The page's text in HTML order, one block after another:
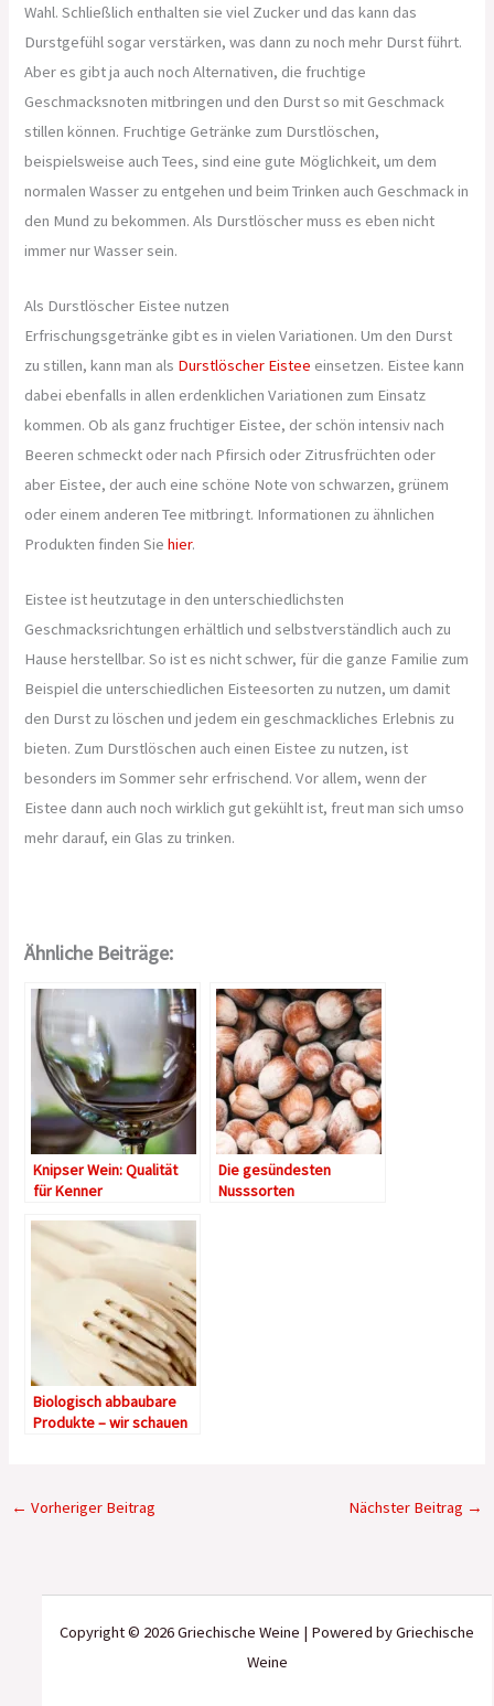
Wahl. Schließlich enthalten sie viel Zucker und das kann das
Durstgefühl sogar verstärken, was dann zu noch mehr Durst führt.
Aber es gibt ja auch noch Alternativen, die fruchtige
Geschmacksnoten mitbringen und den Durst so mit Geschmack
stillen können. Fruchtige Getränke zum Durstlöschen,
beispielsweise auch Tees, sind eine gute Möglichkeit, um dem
normalen Wasser zu entgehen und beim Trinken auch Geschmack in
den Mund zu bekommen. Als Durstlöscher muss es eben nicht
immer nur Wasser sein.
Als Durstlöscher Eistee nutzen
Erfrischungsgetränke gibt es in vielen Variationen. Um den Durst
zu stillen, kann man als Durstlöscher Eistee einsetzen. Eistee kann
dabei ebenfalls in allen erdenklichen Variationen zum Einsatz
kommen. Ob als ganz fruchtiger Eistee, der schön intensiv nach
Beeren schmeckt oder nach Pfirsich oder Zitrusfrüchten oder
aber Eistee, der auch eine schöne Note von schwarzen, grünem
oder einem anderen Tee mitbringt. Informationen zu ähnlichen
Produkten finden Siehier.
Eistee ist heutzutage in den unterschiedlichsten
Geschmacksrichtungen erhältlich und selbstverständlich auch zu
Hause herstellbar. So ist es nicht schwer, für die ganze Familie zum
Beispiel die unterschiedlichen Eisteesorten zu nutzen, um damit
den Durst zu löschen und jedem ein geschmackliches Erlebnis zu
bieten. Zum Durstlöschen auch einen Eistee zu nutzen, ist
besonders im Sommer sehr erfrischend. Vor allem, wenn der
Eistee dann auch noch wirklich gut gekühlt ist, freut man sich umso
mehr darauf, ein Glas zu trinken.
Ähnliche Beiträge:
Knipser Wein: Qualität
für Kenner
Die gesündesten
Nusssorten
Biologisch abbaubare
Produkte – wir schauen
← Vorheriger Beitrag Nächster Beitrag →
Copyright © 2026 Griechische Weine | Powered by Griechische
Weine